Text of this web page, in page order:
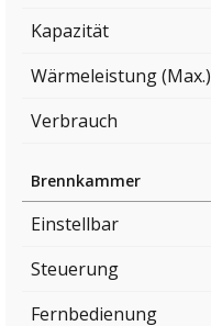
Kapazität
Wärmeleistung (Max.)
Verbrauch
Brennkammer
Einstellbar
Steuerung
Fernbedienung